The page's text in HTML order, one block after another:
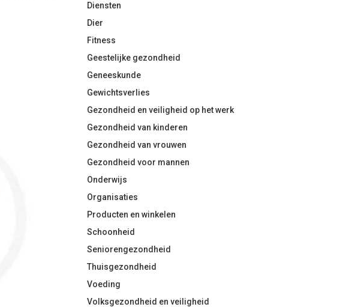
Diensten
Dier
Fitness
Geestelijke gezondheid
Geneeskunde
Gewichtsverlies
Gezondheid en veiligheid op het werk
Gezondheid van kinderen
Gezondheid van vrouwen
Gezondheid voor mannen
Onderwijs
Organisaties
Producten en winkelen
Schoonheid
Seniorengezondheid
Thuisgezondheid
Voeding
Volksgezondheid en veiligheid